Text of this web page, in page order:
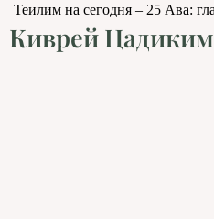
Киврей Цадиким